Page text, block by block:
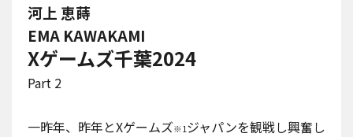
河上 恵蒔
EMA KAWAKAMI
Xゲームズ千葉2024
Part 2
一昨年、昨年とXゲームズ※1 ジャパンを観戦し興奮し